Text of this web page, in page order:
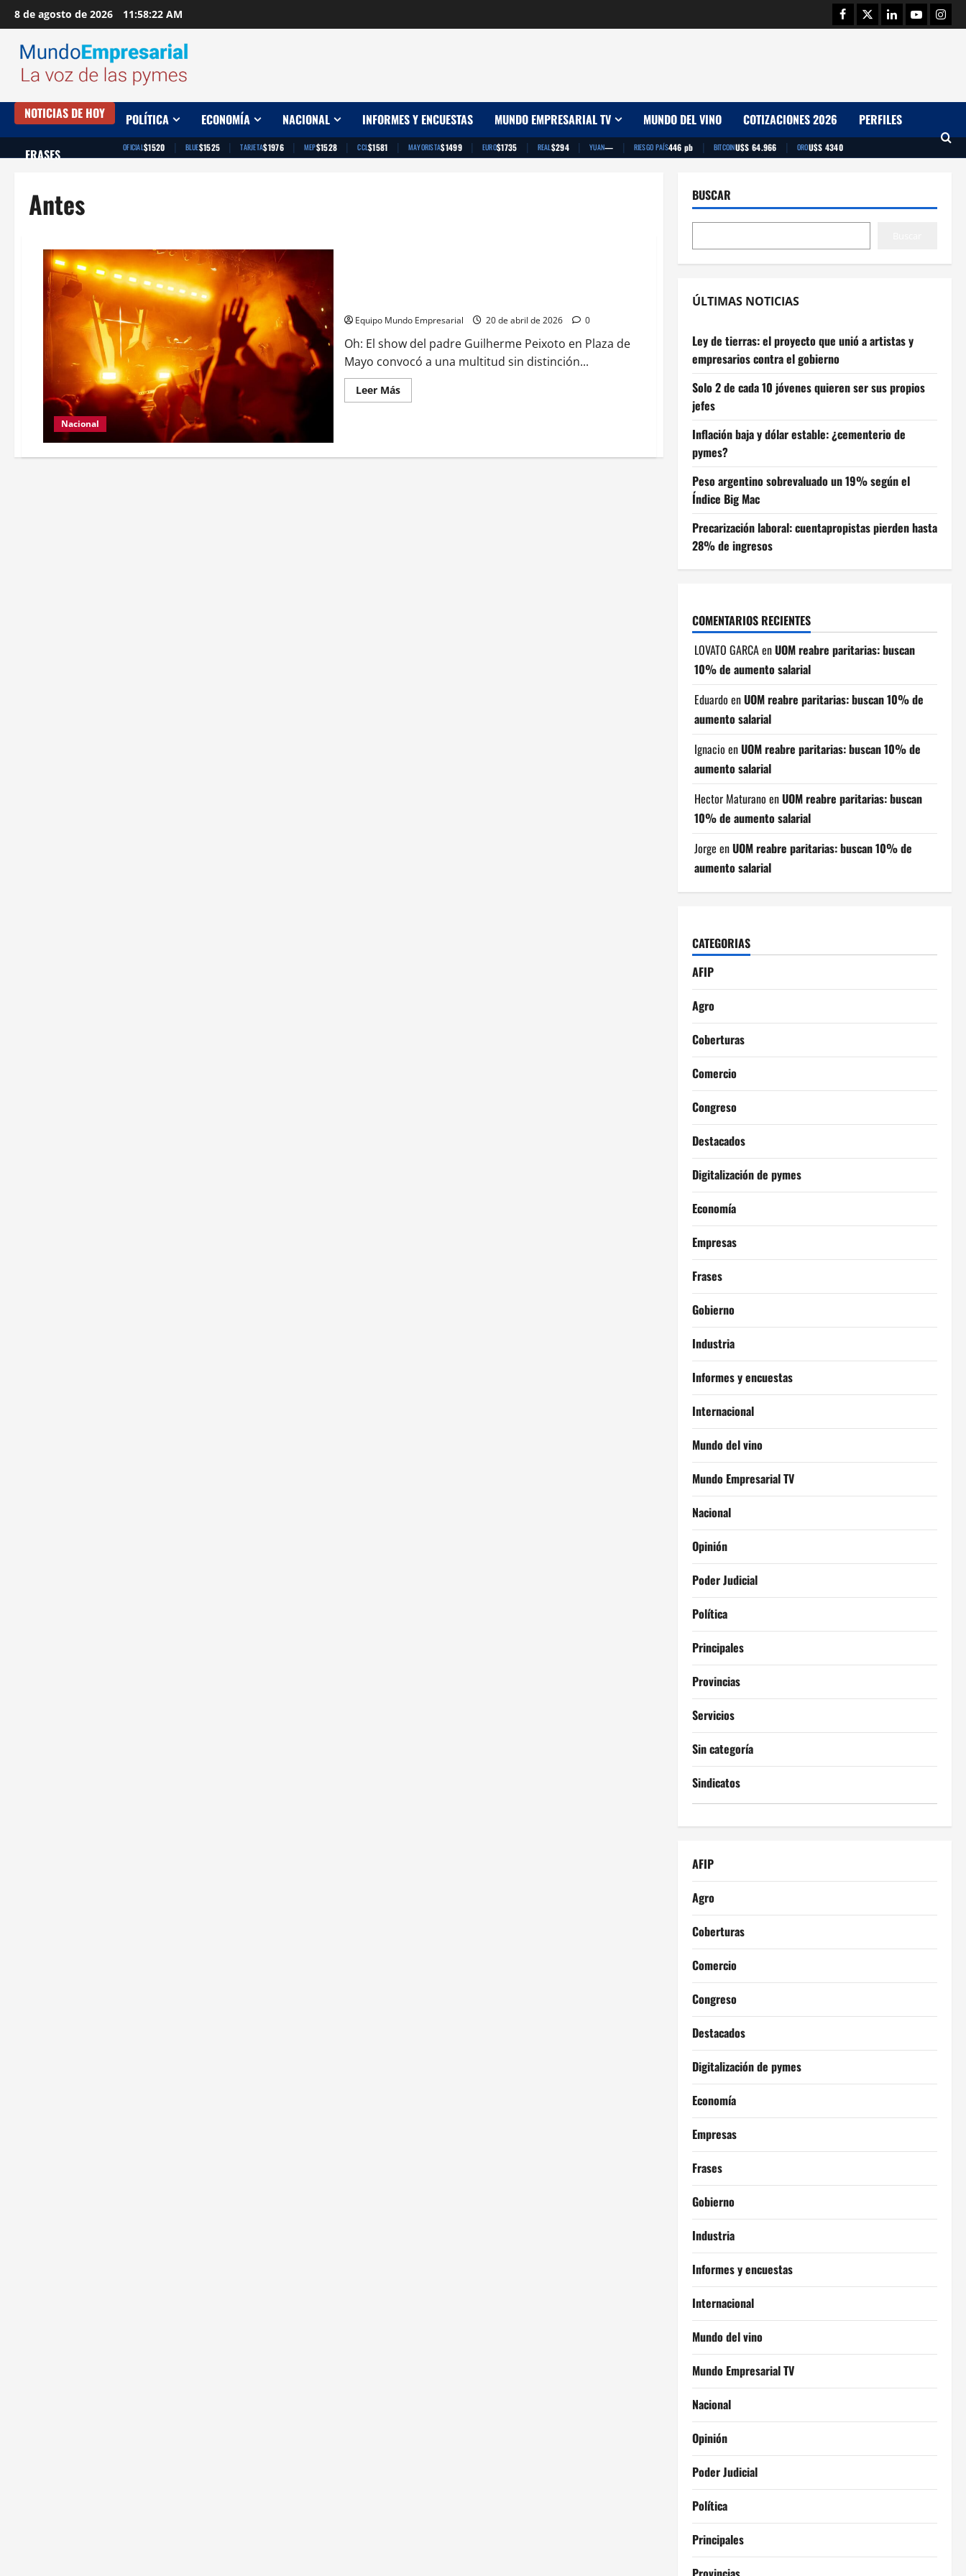
Saltar
al
contenido
8 de agosto de 2026 11:58:23 AM Facebook
TwitterLinkedinYoutube
NOTICIAS DE HOY POLÍTICA ECONOMÍA NACIONAL INFORMES Y ENCUESTAS MUNDO EMPRESARIAL TV MUNDO DEL VINO COTIZACIONES 2026 PERFILES
FRASES OFICIAL$1520 | BLUE$1525 | TARJETA$1976 | MEP$1528 | CCL$1581 | MAYORISTA$1499 | EURO$1735 | REAL$294 | YUAN— | RIESGO PAÍS446 pb | BITCOINU$S 64.966 | OROU$S 4340
Antes
Nacional
Equipo Mundo Empresarial 20 de abril de 2026 0
Oh: El show del padre Guilherme Peixoto en Plaza de
Mayo convocó a una multitud sin distinción...
Leer MásLeer
más
BUSCAR
ÚLTIMAS NOTICIAS
Ley de tierras: el proyecto que unió a artistas y
empresarios contra el gobierno
Solo 2 de cada 10 jóvenes quieren ser sus propios
jefes
Inflación baja y dólar estable: ¿cementerio de
pymes?
Peso argentino sobrevaluado un 19% según el
Índice Big Mac
Precarización laboral: cuentapropistas pierden hasta
28% de ingresos
COMENTARIOS RECIENTES
LOVATO GARCAenUOM reabre paritarias: buscan
10% de aumento salarial
Eduardo enUOM reabre paritarias: buscan 10% de
aumento salarial
Ignacio enUOM reabre paritarias: buscan 10% de
aumento salarial
Hector Maturano enUOM reabre paritarias: buscan
10% de aumento salarial
Jorge enUOM reabre paritarias: buscan 10% de
aumento salarial
CATEGORIAS
AFIP
Agro
Coberturas
Comercio
Congreso
Destacados
Digitalización de pymes
Economía
Empresas
Frases
Gobierno
Industria
Informes y encuestas
Internacional
Mundo del vino
Mundo Empresarial TV
Nacional
Opinión
Poder Judicial
Política
Principales
Provincias
Servicios
Sin categoría
Sindicatos
AFIP
Agro
Coberturas
Comercio
Congreso
Destacados
Digitalización de pymes
Economía
Empresas
Frases
Gobierno
Industria
Informes y encuestas
Internacional
Mundo del vino
Mundo Empresarial TV
Nacional
Opinión
Poder Judicial
Política
Principales